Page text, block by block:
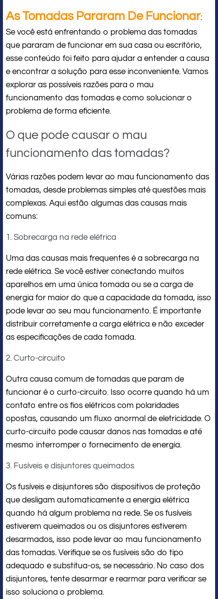
As Tomadas Pararam De Funcionar:
Se você está enfrentando o problema das tomadas
que pararam de funcionar em sua casa ou escritório,
esse conteúdo foi feito para ajudar a entender a causa
e encontrar a solução para esse inconveniente. Vamos
explorar as possíveis razões para o mau
funcionamento das tomadas e como solucionar o
problema de forma eficiente.
O que pode causar o mau
funcionamento das tomadas?
Várias razões podem levar ao mau funcionamento das
tomadas, desde problemas simples até questões mais
complexas. Aqui estão algumas das causas mais
comuns:
1. Sobrecarga na rede elétrica
Uma das causas mais frequentes é a sobrecarga na
rede elétrica. Se você estiver conectando muitos
aparelhos em uma única tomada ou se a carga de
energia for maior do que a capacidade da tomada, isso
pode levar ao seu mau funcionamento. É importante
distribuir corretamente a carga elétrica e não exceder
as especificações de cada tomada.
2. Curto-circuito
Outra causa comum de tomadas que param de
funcionar é o curto-circuito. Isso ocorre quando há um
contato entre os fios elétricos com polaridades
opostas, causando um fluxo anormal de eletricidade. O
curto-circuito pode causar danos nas tomadas e até
mesmo interromper o fornecimento de energia.
3. Fusíveis e disjuntores queimados
Os fusíveis e disjuntores são dispositivos de proteção
que desligam automaticamente a energia elétrica
quando há algum problema na rede. Se os fusíveis
estiverem queimados ou os disjuntores estiverem
desarmados, isso pode levar ao mau funcionamento
das tomadas. Verifique se os fusíveis são do tipo
adequado e substitua-os, se necessário. No caso dos
disjuntores, tente desarmar e rearmar para verificar se
isso soluciona o problema.